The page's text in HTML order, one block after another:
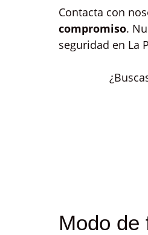
Contacta con
compromiso.
seguridad en La
Modo de